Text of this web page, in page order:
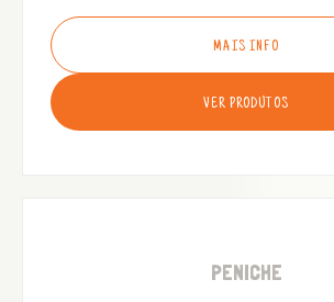
MAIS INFO
VER PRODUTOS
PENICHE